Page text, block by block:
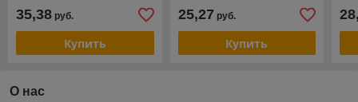
35,38 руб.
Купить
25,27 руб.
Купить
О нас